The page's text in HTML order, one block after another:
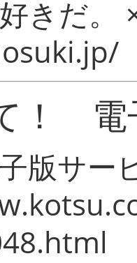
きだ。
！ 電
版サー